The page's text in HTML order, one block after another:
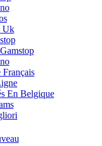
Uk
En Belgique